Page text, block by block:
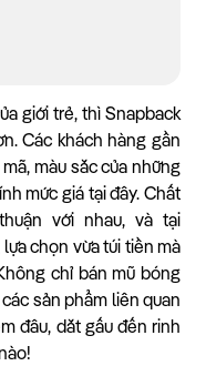
giới trẻ, thì Snapback
Các khách hàng gần
màu sắc của những
mức giá tại đây. Chất
với nhau, và tại
chọn vừa túi tiền mà
chỉ bán mũ bóng
sản phẩm liên quan
đâu, dắt gấu đến rinh